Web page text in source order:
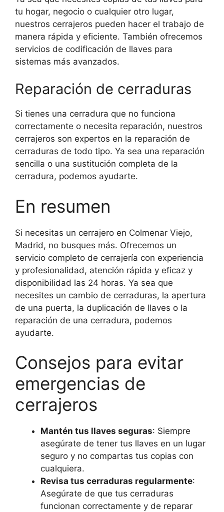
tu hogar, negocio o cualquier otro lugar,
nuestros cerrajeros pueden hacer el trabajo de
manera rápida y eficiente. También ofrecemos
servicios de codificación de llaves para
sistemas más avanzados.
Reparación de cerraduras
Si tienes una cerradura que no funciona
correctamente o necesita reparación, nuestros
cerrajeros son expertos en la reparación de
cerraduras de todo tipo. Ya sea una reparación
sencilla o una sustitución completa de la
cerradura, podemos ayudarte.
En resumen
Si necesitas un cerrajero en Colmenar Viejo,
Madrid, no busques más. Ofrecemos un
servicio completo de cerrajería con experiencia
y profesionalidad, atención rápida y eficaz y
disponibilidad las 24 horas. Ya sea que
necesites un cambio de cerraduras, la apertura
de una puerta, la duplicación de llaves o la
reparación de una cerradura, podemos
ayudarte.
Consejos para evitar
emergencias de
cerrajeros
Mantén tus llaves seguras: Siempre
asegúrate de tener tus llaves en un lugar
seguro y no compartas tus copias con
cualquiera.
Revisa tus cerraduras regularmente:
Asegúrate de que tus cerraduras
funcionan correctamente y de reparar